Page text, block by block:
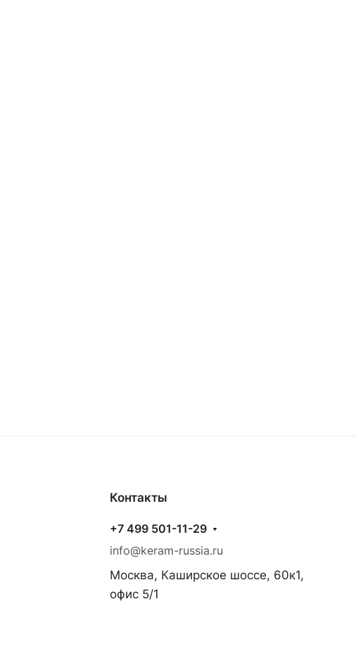
Контакты
+7 499 501-11-29
info@keram-russia.ru
Москва, Каширское шоссе, 60к1,
офис 5/1